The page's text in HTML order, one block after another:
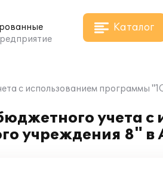
Каталог
с использованием программы
учета
учреждения 8" в